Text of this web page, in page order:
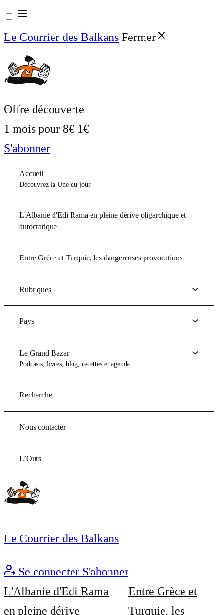
Aller
au
contenu
Le Courrier des Balkans Fermer
Offre découverte
1 mois pour 8€ 1€
S'abonner
Accueil
Découvrez la Une du jour
L'Albanie d'Edi Rama en pleine dérive oligarchique et
autocratique
Entre Grèce et Turquie, les dangereuses provocations
Rubriques
Pays
Le Grand Bazar
Podcasts, livres, blog, recettes et agenda
Recherche
Nous contacter
L’Ours
Le Courrier des Balkans
Se connecter S'abonner
L'Albanie d'Edi Rama
en pleine dérive
Entre Grèce et
Turquie, les